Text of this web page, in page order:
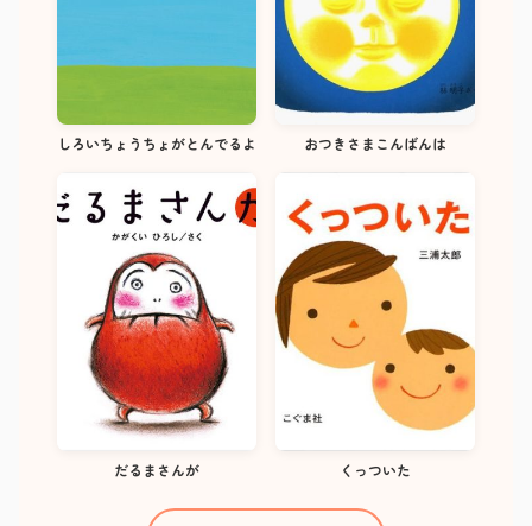
しろいちょうちょがとんでるよ おつきさまこんばんは
だるまさんが くっついた